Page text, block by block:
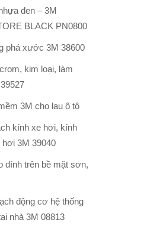
đen – 3M
BLACK PN0800
phá xước 3M 38600
kim loại, làm
3M cho lau ô tô
kính xe hơi, kính
3M 39040
dính trên bề mặt sơn,
động cơ hệ thống
nhà 3M 08813